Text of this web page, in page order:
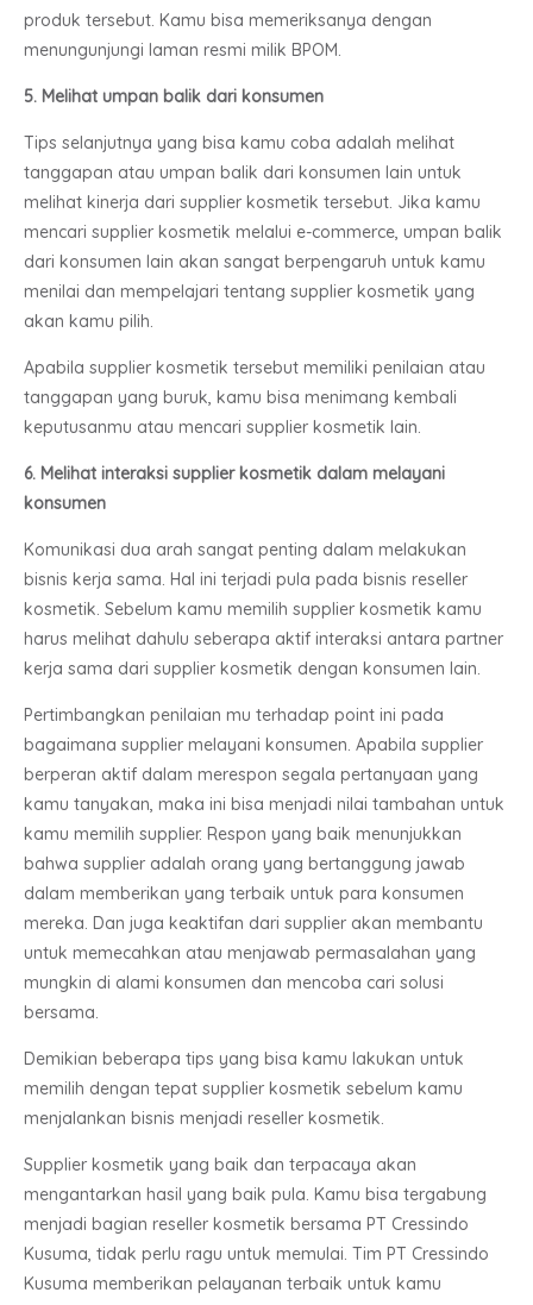
produk tersebut. Kamu bisa memeriksanya dengan
menungunjungi laman resmi milik BPOM.
5. Melihat umpan balik dari konsumen
Tips selanjutnya yang bisa kamu coba adalah melihat
tanggapan atau umpan balik dari konsumen lain untuk
melihat kinerja dari supplier kosmetik tersebut. Jika kamu
mencari supplier kosmetik melalui e-commerce, umpan balik
dari konsumen lain akan sangat berpengaruh untuk kamu
menilai dan mempelajari tentang supplier kosmetik yang
akan kamu pilih.
Apabila supplier kosmetik tersebut memiliki penilaian atau
tanggapan yang buruk, kamu bisa menimang kembali
keputusanmu atau mencari supplier kosmetik lain.
6. Melihat interaksi supplier kosmetik dalam melayani
konsumen
Komunikasi dua arah sangat penting dalam melakukan
bisnis kerja sama. Hal ini terjadi pula pada bisnis reseller
kosmetik. Sebelum kamu memilih supplier kosmetik kamu
harus melihat dahulu seberapa aktif interaksi antara partner
kerja sama dari supplier kosmetik dengan konsumen lain.
Pertimbangkan penilaian mu terhadap point ini pada
bagaimana supplier melayani konsumen. Apabila supplier
berperan aktif dalam merespon segala pertanyaan yang
kamu tanyakan, maka ini bisa menjadi nilai tambahan untuk
kamu memilih supplier. Respon yang baik menunjukkan
bahwa supplier adalah orang yang bertanggung jawab
dalam memberikan yang terbaik untuk para konsumen
mereka. Dan juga keaktifan dari supplier akan membantu
untuk memecahkan atau menjawab permasalahan yang
mungkin di alami konsumen dan mencoba cari solusi
bersama.
Demikian beberapa tips yang bisa kamu lakukan untuk
memilih dengan tepat supplier kosmetik sebelum kamu
menjalankan bisnis menjadi reseller kosmetik.
Supplier kosmetik yang baik dan terpacaya akan
mengantarkan hasil yang baik pula. Kamu bisa tergabung
menjadi bagian reseller kosmetik bersama PT Cressindo
Kusuma, tidak perlu ragu untuk memulai. Tim PT Cressindo
Kusuma memberikan pelayanan terbaik untuk kamu